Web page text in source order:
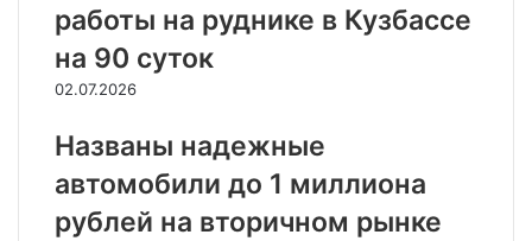
работы на руднике в Кузбассе
на 90 суток
02.07.2026
Названы надежные
автомобили до 1 миллиона
рублей на вторичном рынке